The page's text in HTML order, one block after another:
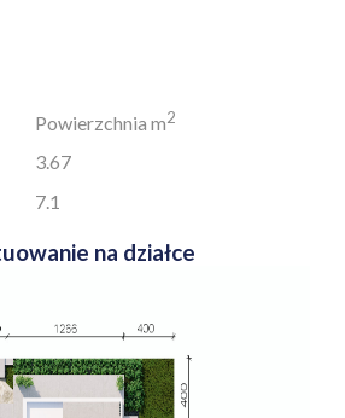
Powierzchnia m2
3.67
7.1
na działce